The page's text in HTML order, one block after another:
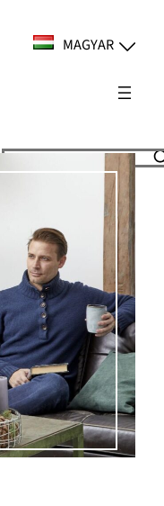
MAGYAR
Suchen